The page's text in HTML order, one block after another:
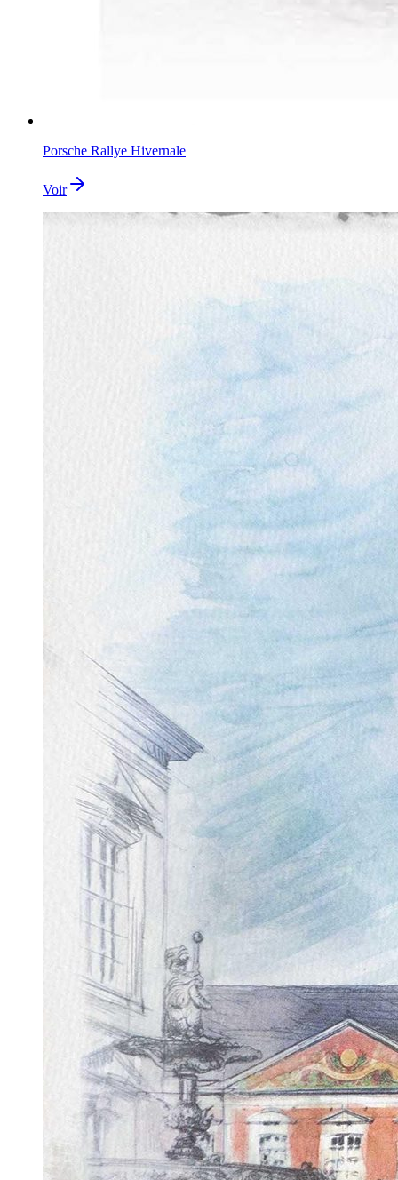
Porsche Rallye Hivernale
Voir